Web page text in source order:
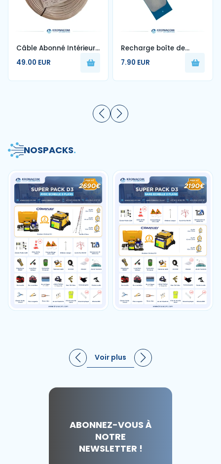
Câble Abonné Intérieur
1FO Blanc G657A2 250m
49.00 EUR
Recharge boîte de
nettoyage de fibre
optique
7.90 EUR
NOSPACKS.
Voir plus
ABONNEZ-VOUS À
NOTRE
NEWSLETTER !